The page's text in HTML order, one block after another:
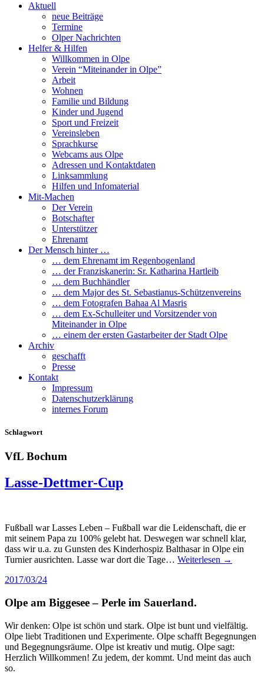
Aktuell
neue Beiträge
Termine
Olper Nachrichten
Helfer & Hilfen
Willkommen in Olpe
Verein “Miteinander in Olpe”
Arbeit
Wohnen
Familie und Bildung
Kinder und Jugend
Sport und Freizeit
Vereinsleben
Sprachkurse
Webcams aus Olpe
Adressen und Kontaktdaten
Linksammlung
Hilfen und Infomaterial
Mit-Machen
Der Verein
Botschafter
Unterstützer
Ehrenamt
Der Mensch hinter …
… dem Ehrenamt im Regenbogenland
… der Franziskanerin: Sr. Katharina Hartleib
… dem Buchhändler
… dem Major des St. Sebastianus-Schützenvereins
… dem Fotografen Bahaa Al Masris
… dem Ex-Schulleiter und Vorsitzender von
Miteinander in Olpe
… einem der ersten Gastarbeiter der Stadt Olpe
Archiv
geschafft
Presse
Kontakt
Impressum
Datenschutzerklärung
internes Forum
Schlagwort
VfL Bochum
Lasse-Dettmer-Cup
Fußball war Lasses Leben – Fußball war die Leidenschaft, die er
mit seinem Papa zu 100% gelebt hat. Deswegen war schnell klar,
dass wir u.a. zu Gunsten des Kinderhospiz Balthasar in Olpe ein
Turnier ausrichten. Lasse war dort die Tage… Weiterlesen →
2017/03/24
Olpe am Biggesee – Perle im Sauerland.
Wir denken: Olpe ist schön und stark. Olpe ist bunt und vielfältig.
Olpe liebt Traditionen und Experimente. Olpe schafft Begegnungen
und Begegnungsräume. Olpe ist kreativ und mutig. Olpe sagt:
Herzlich Willkommen! Zu jedem, der kommt. Und meint das auch
so.